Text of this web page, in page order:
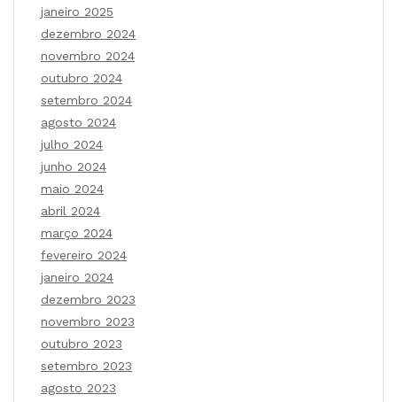
janeiro 2025
dezembro 2024
novembro 2024
outubro 2024
setembro 2024
agosto 2024
julho 2024
junho 2024
maio 2024
abril 2024
março 2024
fevereiro 2024
janeiro 2024
dezembro 2023
novembro 2023
outubro 2023
setembro 2023
agosto 2023